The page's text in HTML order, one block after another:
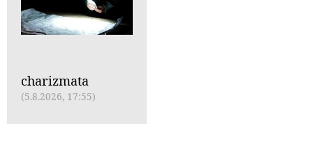
charizmata
(5.8.2026, 17:55)